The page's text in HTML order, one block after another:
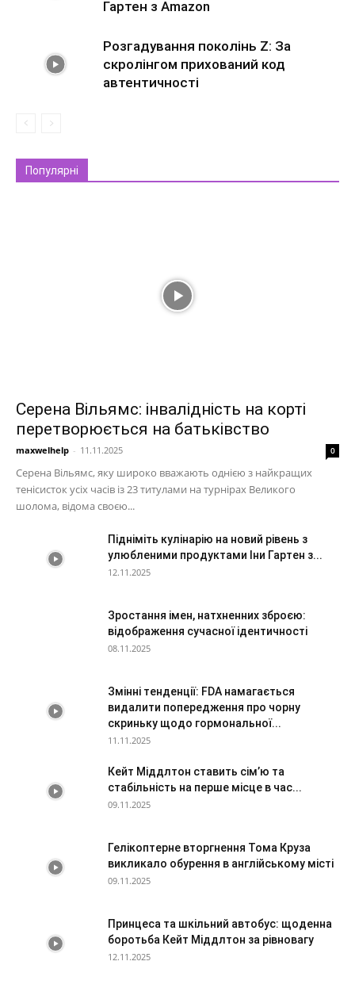
Гартен з Amazon
Розгадування поколінь Z: За
скролінгом прихований код
автентичності
Популярні
Серена Вільямс: інвалідність на корті
перетворюється на батьківство
maxwelhelp - 11.11.2025 0
Серена Вільямс, яку широко вважають однією з найкращих
тенісисток усіх часів із 23 титулами на турнірах Великого
шолома, відома своєю...
Підніміть кулінарію на новий рівень з
улюбленими продуктами Іни Гартен з...
12.11.2025
Зростання імен, натхненних зброєю:
відображення сучасної ідентичності
08.11.2025
Змінні тенденції: FDA намагається
видалити попередження про чорну
скриньку щодо гормональної...
11.11.2025
Кейт Міддлтон ставить сім’ю та
стабільність на перше місце в час...
09.11.2025
Гелікоптерне вторгнення Тома Круза
викликало обурення в англійському місті
09.11.2025
Принцеса та шкільний автобус: щоденна
боротьба Кейт Міддлтон за рівновагу
12.11.2025